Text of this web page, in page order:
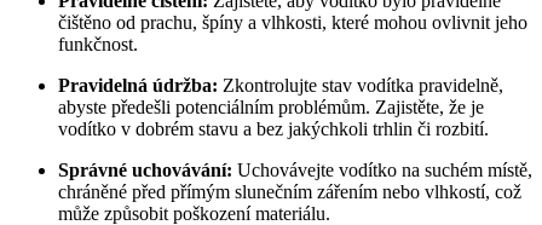
čištěno od prachu, špíny a vlhkosti, které mohou ovlivnit jeho
funkčnost.
Pravidelná údržba: Zkontrolujte stav vodítka pravidelně,
abyste předešli potenciálním problémům. Zajistěte, že je
vodítko v dobrém stavu a bez jakýchkoli trhlin či rozbití.
Správné uchovávání: Uchovávejte vodítko na suchém místě,
chráněné před přímým slunečním zářením nebo vlhkostí, což
může způsobit poškození materiálu.